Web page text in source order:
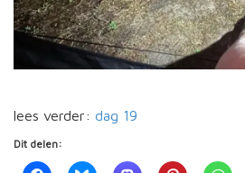
lees verder: dag 19
Dit delen: